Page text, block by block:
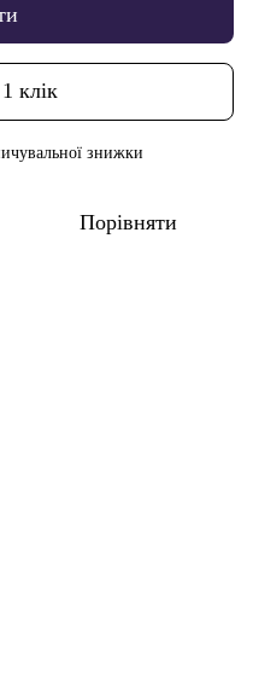
клік
знижки
Порівняти